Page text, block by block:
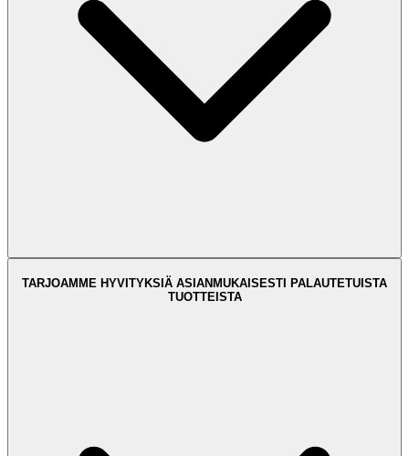
TARJOAMME HYVITYKSIÄ ASIANMUKAISESTI PALAUTETUISTA
TUOTTEISTA